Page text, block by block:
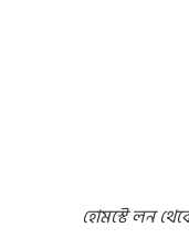
হোমস্টে লন